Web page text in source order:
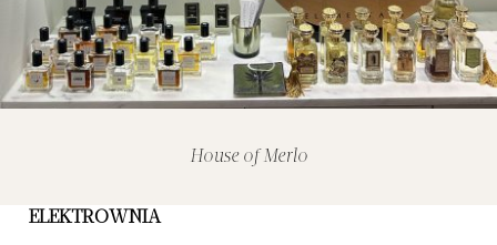
House of Merlo
ELEKTROWNIA